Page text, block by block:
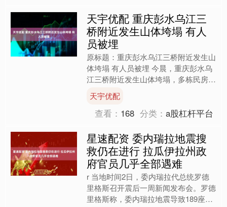
天宇优配 重庆彭水乌江三
桥附近发生山体垮塌 有人
员被埋
原标题：重庆彭水乌江三桥附近发生山
体垮塌 有人员被埋 今晨，重庆彭水乌
江三桥附近发生山体垮塌，多栋民房受
损，有人员被埋。 事发现场画面....
天宇优配
查看： 168 分类：a股杠杆平台
星速配资 委内瑞拉地震搜
救仍在进行 拉瓜伊拉州政
府官员几乎全部遇难
r 当地时间2日，委内瑞拉代总统罗德
里格斯召开震后一周新闻发布会。罗德
里格斯称，委内瑞拉地震导致189座建